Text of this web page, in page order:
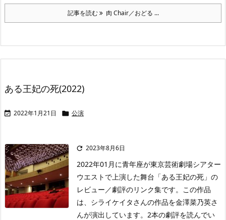
記事を読む 肉 Chair／おどる ...
ある王妃の死(2022)
 2022年1月21日  公演
 2023年8月6日
2022年01月に青年座が東京芸術劇場シアター
ウエストで上演した舞台「ある王妃の死」の
レビュー／劇評のリンク集です。この作品
は、シライケイタさんの作品を金澤菜乃英さ
んが演出しています。2本の劇評を読んでい